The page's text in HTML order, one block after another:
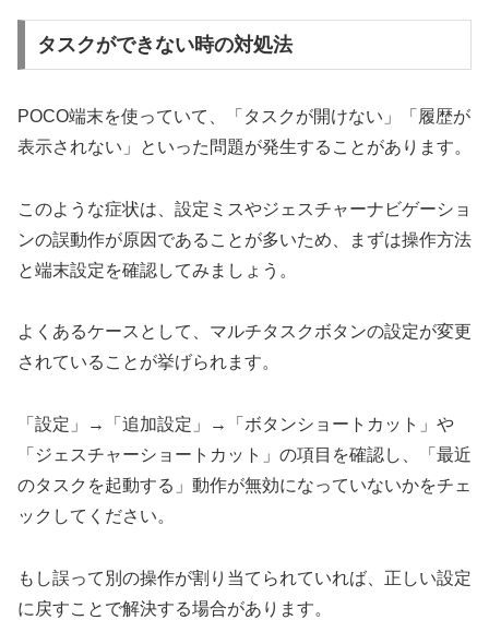
タスクができない時の対処法
POCO端末を使っていて、「タスクが開けない」「履歴が
表示されない」といった問題が発生することがあります。
このような症状は、設定ミスやジェスチャーナビゲーショ
ンの誤動作が原因であることが多いため、まずは操作方法
と端末設定を確認してみましょう。
よくあるケースとして、マルチタスクボタンの設定が変更
されていることが挙げられます。
「設定」→「追加設定」→「ボタンショートカット」や
「ジェスチャーショートカット」の項目を確認し、「最近
のタスクを起動する」動作が無効になっていないかをチェ
ックしてください。
もし誤って別の操作が割り当てられていれば、正しい設定
に戻すことで解決する場合があります。